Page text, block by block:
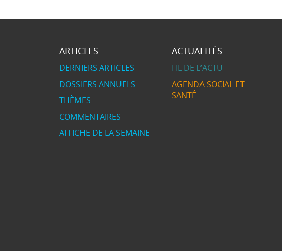
ARTICLES
DERNIERS ARTICLES
DOSSIERS ANNUELS
THÈMES
COMMENTAIRES
AFFICHE DE LA SEMAINE
ACTUALITÉS
FIL DE L’ACTU
AGENDA SOCIAL ET
SANTÉ